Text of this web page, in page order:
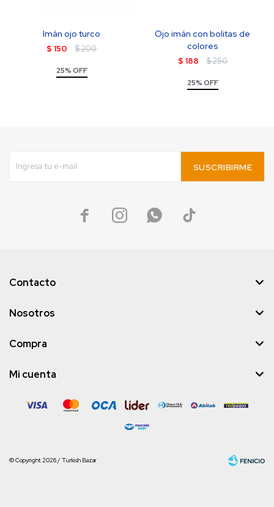
Imán ojo turco
$ 150 $200
25% OFF
Ojo imán con bolitas de
colores
$ 188 $250
25% OFF
SUSCRIBIRME
   
Contacto
Nosotros
Compra
Mi cuenta
© Copyright 2026 / Turkish Bazar